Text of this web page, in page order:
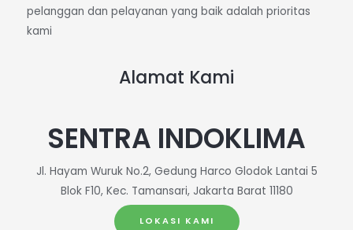
pelanggan dan pelayanan yang baik adalah prioritas
kami
Alamat Kami
SENTRA INDOKLIMA
Jl. Hayam Wuruk No.2, Gedung Harco Glodok Lantai 5
Blok F10, Kec. Tamansari, Jakarta Barat 11180
LOKASI KAMI